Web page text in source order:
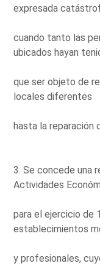
expresada
cuando tanto las
ubicados hayan
que ser objeto de
locales diferentes
hasta la reparación
3. Se concede una
Actividades
para el ejercicio de
establecimientos
y profesionales,